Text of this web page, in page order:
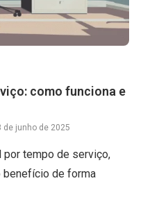
como funciona e
de junho de 2025
por tempo de serviço,
benefício de forma